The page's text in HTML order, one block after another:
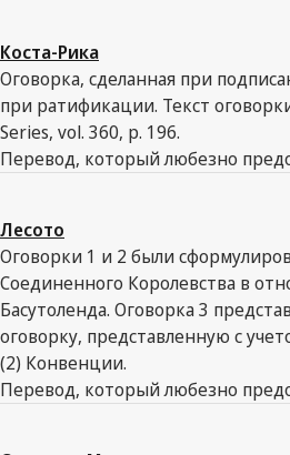
Коста-Рика
Оговорка, сделанная при
при ратификации. Текст
Series, vol. 360, p. 196.
Перевод, который любезно
Лесото
Оговорки 1 и 2 были
Соединенного Королевства в
Басутоленда. Оговорка 3
оговорку, представленную с
(2) Конвенции.
Перевод, который любезно